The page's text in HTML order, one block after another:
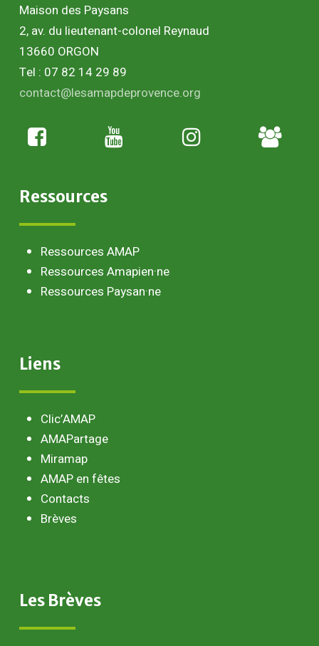
Maison des Paysans
2, av. du lieutenant-colonel Reynaud
13660 ORGON
Tel : 07 82 14 29 89
contact@lesamapdeprovence.org
Adhésion
paysan
Ressources
Ressources AMAP
Ressources Amapien·ne
Ressources Paysan·ne
Liens
Clic’AMAP
AMAPartage
Miramap
AMAP en fêtes
Contacts
Brèves
Les Brèves